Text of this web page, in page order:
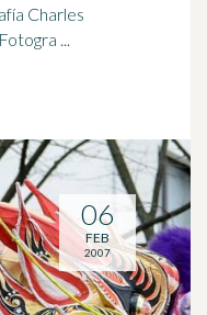
Charles
Fotogra ...
06
FEB
2007